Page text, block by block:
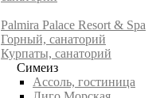
Palmira Palace Resort & Spa
Горный, санаторий
Курпаты, санаторий
Симеиз
Ассоль, гостиница